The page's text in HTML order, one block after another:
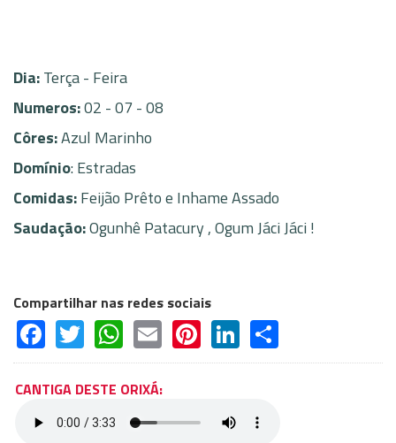
Dia:Terça - Feira
Numeros:02 - 07 - 08
Côres:Azul Marinho
Domínio: Estradas
Comidas:Feijão Prêto e Inhame Assado
Saudação:Ogunhê Patacury , Ogum Jáci Jáci !
Compartilhar nas redes sociais
Facebook
TwitterWhatsApp
EmailPinterest
LinkedIn
CANTIGA DESTE ORIXÁ: